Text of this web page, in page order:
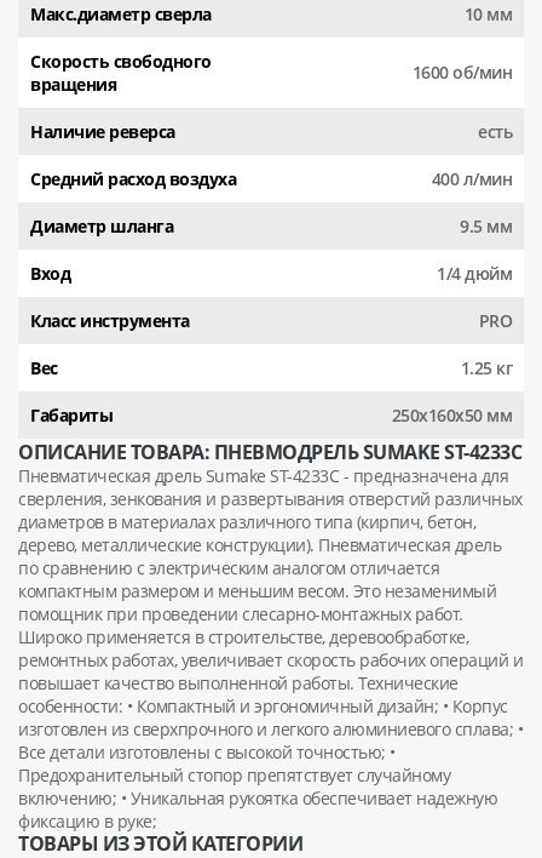
Макс.диаметр сверла 10 мм
Скорость свободного
вращения
1600 об/мин
Наличие реверса есть
Средний расход воздуха 400 л/мин
Диаметр шланга 9.5 мм
Вход 1/4 дюйм
Класс инструмента PRO
Вес 1.25 кг
Габариты 250х160х50 мм
ОПИСАНИЕ ТОВАРА: ПНЕВМОДРЕЛЬ SUMAKE ST-4233C
Пневматическая дрель Sumake ST-4233C - предназначена для
сверления, зенкования и развертывания отверстий различных
диаметров в материалах различного типа (кирпич, бетон,
дерево, металлические конструкции). Пневматическая дрель
по сравнению с электрическим аналогом отличается
компактным размером и меньшим весом. Это незаменимый
помощник при проведении слесарно-монтажных работ.
Широко применяется в строительстве, деревообработке,
ремонтных работах, увеличивает скорость рабочих операций и
повышает качество выполненной работы. Технические
особенности: • Компактный и эргономичный дизайн; • Корпус
изготовлен из сверхпрочного и легкого алюминиевого сплава; •
Все детали изготовлены с высокой точностью; •
Предохранительный стопор препятствует случайному
включению; • Уникальная рукоятка обеспечивает надежную
фиксацию в руке;
ТОВАРЫ ИЗ ЭТОЙ КАТЕГОРИИ